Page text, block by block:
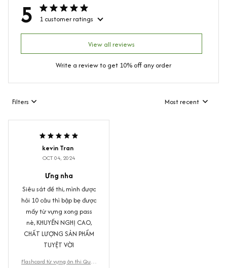
5 1 customer ratings
View all reviews
Write a review to get 10% off any order
Filters Most recent
kevin Tran
OCT 04, 2024
Ưng nha
Siêu sát đề thi, mình được
hỏi 10 câu thì bập bẹ được
mấy từ vựng xong pass
nè, KHUYẾN NGHỊ CAO,
CHẤT LƯỢNG SẢN PHẨM
TUYỆT VỜI
Flashcard từ vựng ôn thi Quốc